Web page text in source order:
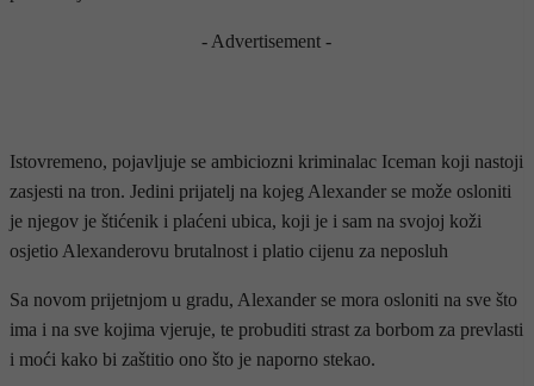
- Advertisement -
Istovremeno, pojavljuje se ambiciozni kriminalac Iceman koji nastoji
zasjesti na tron. Jedini prijatelj na kojeg Alexander se može osloniti
je njegov je štićenik i plaćeni ubica, koji je i sam na svojoj koži
osjetio Alexanderovu brutalnost i platio cijenu za neposluh
Sa novom prijetnjom u gradu, Alexander se mora osloniti na sve što
ima i na sve kojima vjeruje, te probuditi strast za borbom za prevlasti
i moći kako bi zaštitio ono što je naporno stekao.